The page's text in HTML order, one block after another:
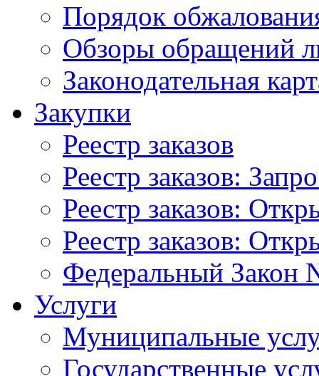
Порядок
Обзоры обращений
Законодательная
Закупки
Реестр заказов
Реестр заказов:
Реестр заказов:
Реестр заказов:
Федеральный Закон
Услуги
Муниципальные
Государственные